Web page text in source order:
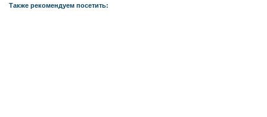
Также рекомендуем посетить: